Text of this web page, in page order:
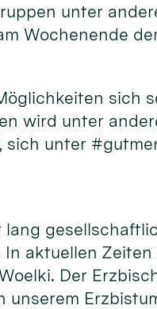
unter
Wochenende
sich
wird unter
unter
lang
aktuellen
Der
unserem